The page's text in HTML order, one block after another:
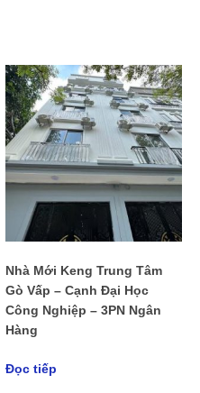
Nhà Mới Keng Trung Tâm
Gò Vấp – Cạnh Đại Học
Công Nghiệp – 3PN Ngân
Hàng
Đọc tiếp